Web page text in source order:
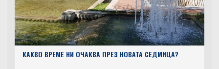
КАКВО ВРЕМЕ НИ ОЧАКВА ПРЕЗ НОВАТА СЕДМИЦА?